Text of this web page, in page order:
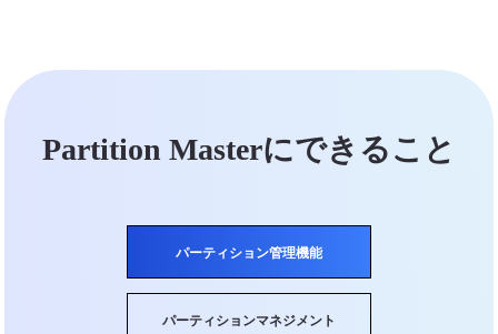
Partition Masterにできること
パーティション管理機能
パーティションマネジメント